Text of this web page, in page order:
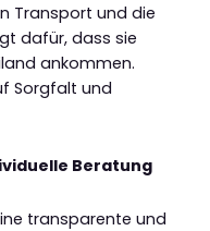
Transport und die
dafür, dass sie
ankommen.
Sorgfalt und
Beratung
transparente und